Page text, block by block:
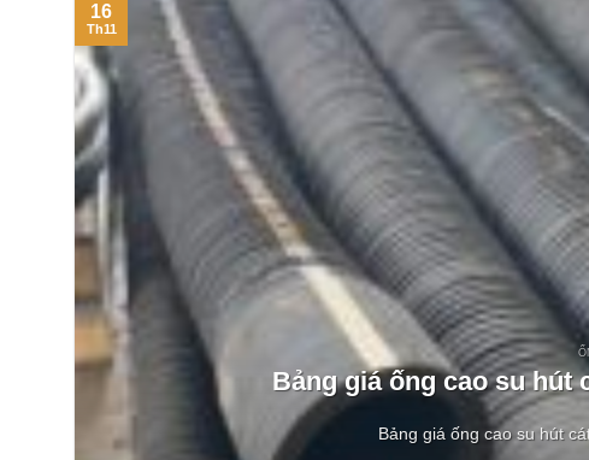
Bảng giá ống cao su hút
Bảng giá ống cao su hút
16
Th11